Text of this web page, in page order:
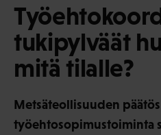
tukipylväät
mitä tilalle?
Metsäteollisuuden
työehtosopimustoiminta